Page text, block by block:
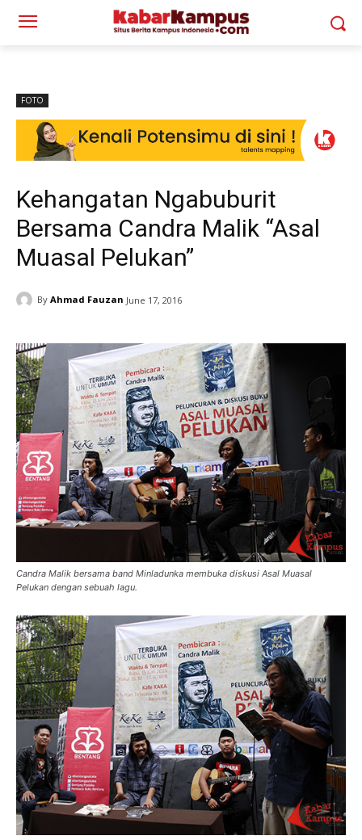
FOTO
Kehangatan Ngabuburit
Bersama Candra Malik “Asal
Muasal Pelukan”
By Ahmad Fauzan June 17, 2016
Candra Malik bersama band Minladunka membuka diskusi Asal Muasal
Pelukan dengan sebuah lagu.